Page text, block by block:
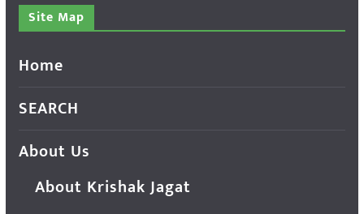
Site Map
Home
SEARCH
About Us
About Krishak Jagat